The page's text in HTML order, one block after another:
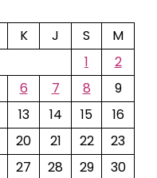
K J S
M
1
2
6 7 8
9
13 14 15
16
20 21 22
23
27 28 29
30